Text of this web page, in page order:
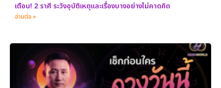
เตือน! 2 ราศี ระวังอุบัติเหตุและเรื่องบางอย่างไม่คาดคิด
อ่านต่อ »